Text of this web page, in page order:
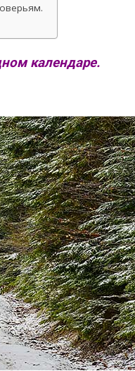
календаре.